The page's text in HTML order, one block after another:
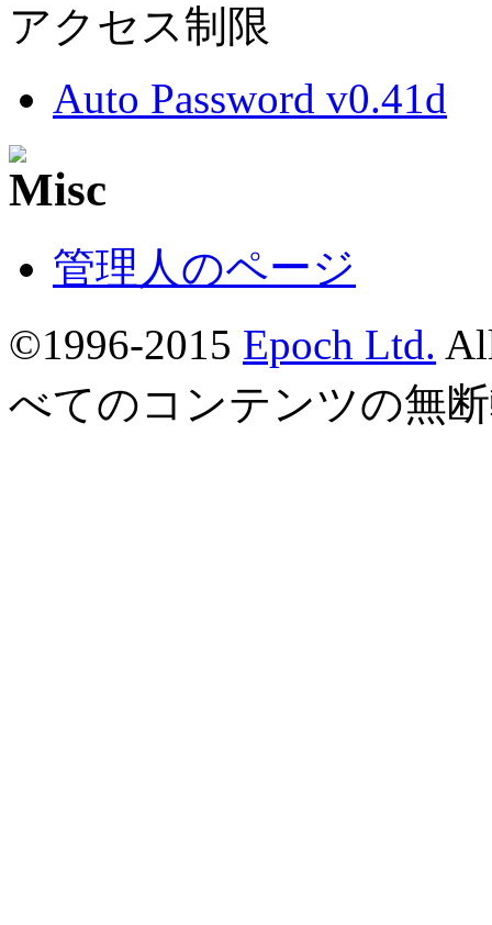
アクセス制限
Auto Password v0.41d
管理人のページ
©1996-2015 Epoch Ltd.
べてのコンテンツの無